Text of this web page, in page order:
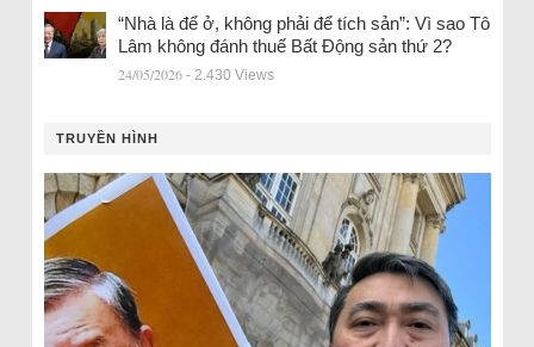
“Nhà là để ở, không phải để tích sản”: Vì sao Tô
Lâm không đánh thuế Bất Động sản thứ 2?
24/05/2026 - 2.430 Views
TRUYỀN HÌNH